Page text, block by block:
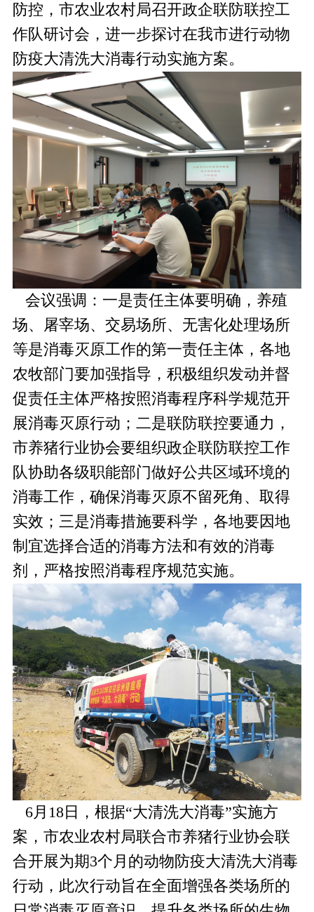
防控，市农业农村局召开政企联防联控工
作队研讨会，进一步探讨在我市进行动物
防疫大清洗大消毒行动实施方案。
会议强调：一是责任主体要明确，养殖
场、屠宰场、交易场所、无害化处理场所
等是消毒灭原工作的第一责任主体，各地
农牧部门要加强指导，积极组织发动并督
促责任主体严格按照消毒程序科学规范开
展消毒灭原行动；二是联防联控要通力，
市养猪行业协会要组织政企联防联控工作
队协助各级职能部门做好公共区域环境的
消毒工作，确保消毒灭原不留死角、取得
实效；三是消毒措施要科学，各地要因地
制宜选择合适的消毒方法和有效的消毒
剂，严格按照消毒程序规范实施。
6月18日，根据“大清洗大消毒”实施方
案，市农业农村局联合市养猪行业协会联
合开展为期3个月的动物防疫大清洗大消毒
行动，此次行动旨在全面增强各类场所的